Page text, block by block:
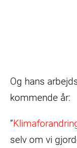
Og hans
kommende år:
”
selv om vi